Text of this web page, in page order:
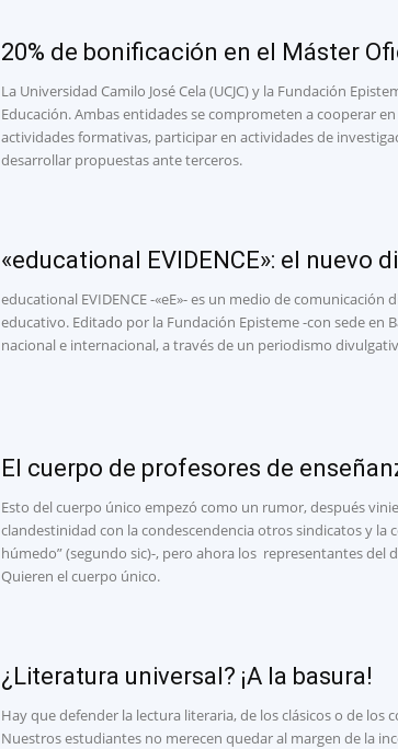
20% de bonificación en el Máster
La Universidad Camilo José Cela (UCJC) y la Fundación
Educación. Ambas entidades se comprometen a cooperar
actividades formativas, participar en actividades de
desarrollar propuestas ante terceros.
«educational EVIDENCE»: el nuevo
educational EVIDENCE -«eE»- es un medio de
educativo. Editado por la Fundación Episteme -con sede en
nacional e internacional, a través de un periodismo
El cuerpo de profesores de
Esto del cuerpo único empezó como un rumor, después
clandestinidad con la condescendencia otros sindicatos y la
húmedo” (segundo sic)-, pero ahora los representantes
Quieren el cuerpo único.
¿Literatura universal? ¡A la basura!
Hay que defender la lectura literaria, de los clásicos o de
Nuestros estudiantes no merecen quedar al margen de la